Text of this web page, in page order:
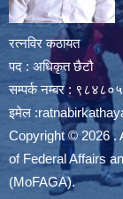
रत्नविर कठायत
पद : अधिकृत छैटौ
सम्पर्क नम्बर :
इमेल :
Copyright © 2026 .
of Federal Affairs
(MoFAGA).